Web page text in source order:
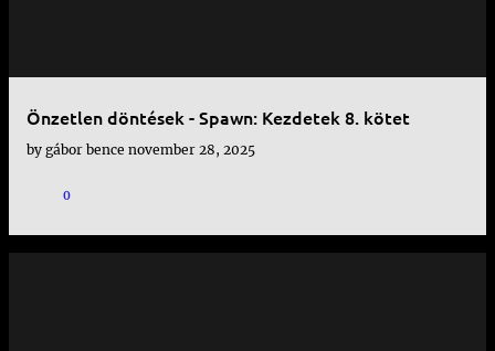
Önzetlen döntések - Spawn: Kezdetek 8. kötet
by gábor bence november 28, 2025
0